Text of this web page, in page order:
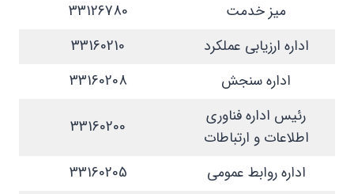
میز خدمت
33126780
اداره ارزیابی عملکرد
33160210
اداره سنجش
33160208
رئیس اداره فناوری
اطلاعات و ارتباطات
33160200
اداره روابط عمومی
33160205